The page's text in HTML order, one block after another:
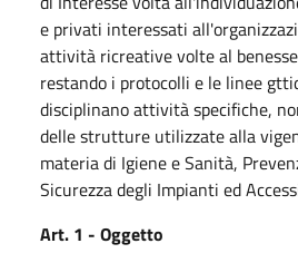
e privati interessati
attività ricreative volte al
restando i protocolli e le linee
disciplinano attività specifiche,
delle strutture utilizzate alla
materia di Igiene e Sanità,
Sicurezza degli Impianti ed
Art. 1 - Oggetto